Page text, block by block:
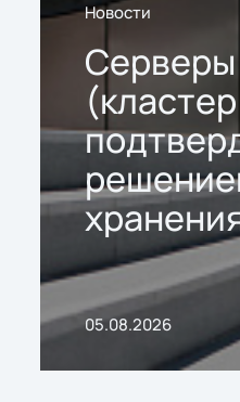
Новости
Серверы
05.08.2026